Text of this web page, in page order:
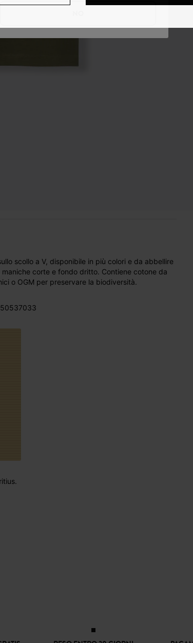
scollo a V, disponibile in più colori e da abbellire
corte e fondo dritto. Contiene cotone da
o OGM per preservare la biodiversità.